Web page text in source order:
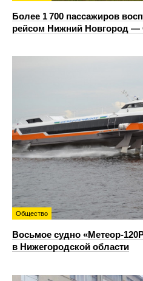
Более 1 700 пассажиров
рейсом Нижний Новгород —
Общество
Восьмое судно «Метеор-
в Нижегородской области